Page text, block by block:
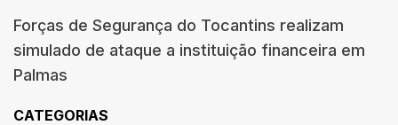
Forças de Segurança do Tocantins realizam
simulado de ataque a instituição financeira em
Palmas
CATEGORIAS